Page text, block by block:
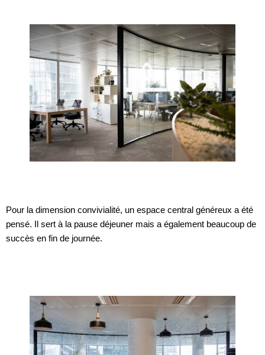
Pour la dimension convivialité, un espace central généreux a été
pensé. Il sert à la pause déjeuner mais a également beaucoup de
succès en fin de journée.